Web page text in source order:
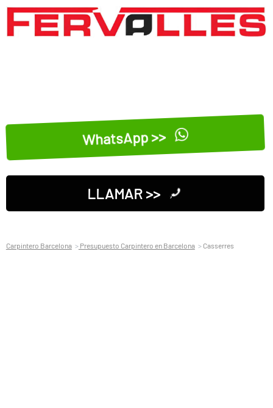
WhatsApp >>
LLAMAR >>
Carpintero Barcelona Presupuesto Carpintero en Barcelona Casserres